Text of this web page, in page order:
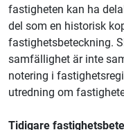
fastigheten kan ha
del som en historisk
fastighetsbeteckning.
samfällighet är inte
notering i
utredning om
Tidigare